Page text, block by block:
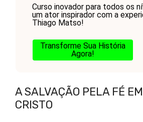
Curso inovador para todos os
um ator inspirador com a
Thiago Matso!
Transforme Sua História
Agora!
A SALVAÇÃO PELA FÉ
CRISTO